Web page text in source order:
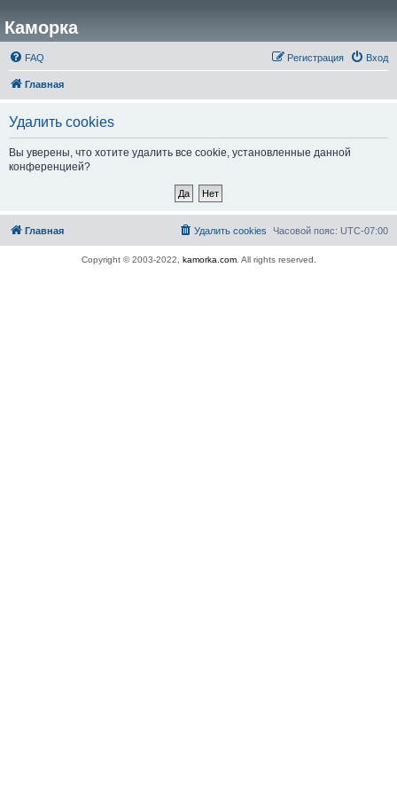
Каморка
FAQ Вход
Регистрация
Главная
Удалить cookies
Вы уверены, что хотите удалить все cookie, установленные данной
конференцией?
Главная Часовой пояс: UTC-07:00
Удалить cookies
Copyright © 2003-2022, kamorka.com. All rights reserved.